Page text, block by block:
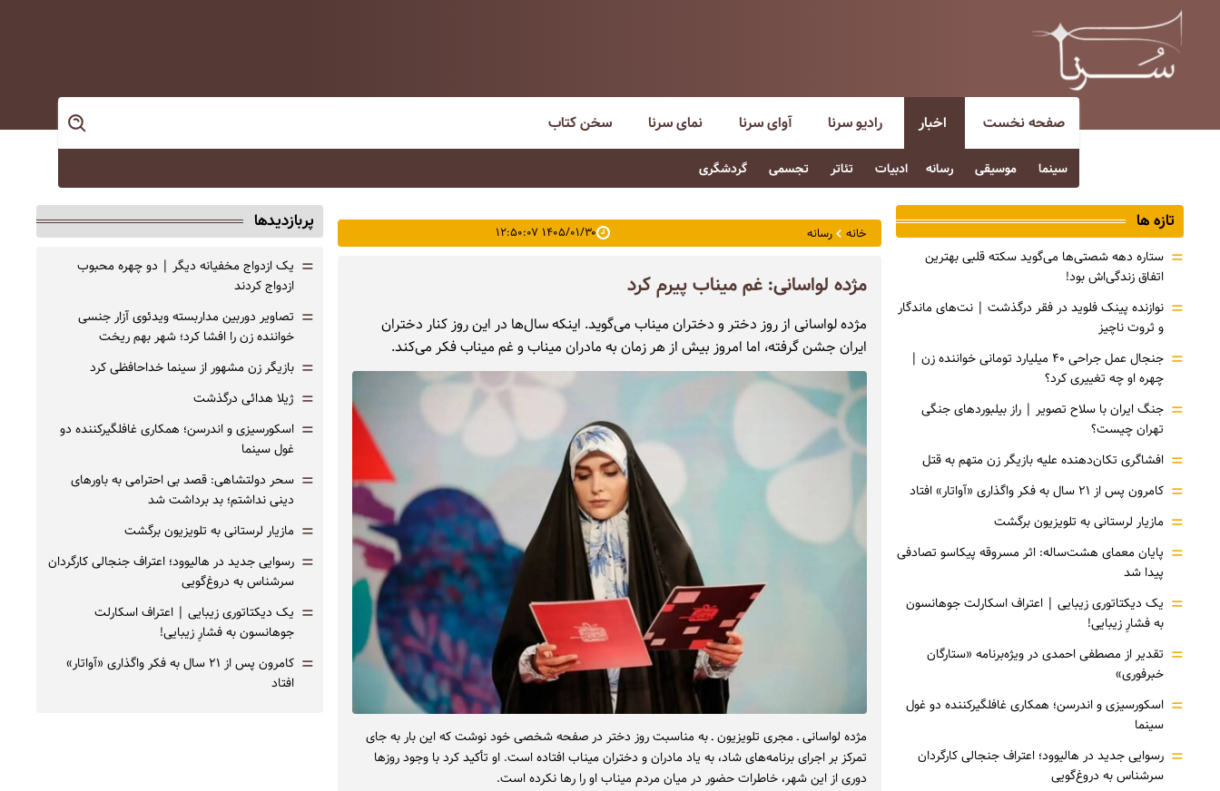
صفحه نخست اخبار
سینما موسیقی رسانه ادبیات تئاتر تجسمی گردشگری
رادیو سرنا آوای سرنا نمای سرنا سخن کتاب
خانه رسانه ۱۴۰۵/۰۱/۳۰ ۱۲:۵۰:۰۷
مژده لواسانی: غم میناب پیرم کرد
مژده لواسانی از روز دختر و دختران میناب می‌گوید. اینکه سال‌ها در این روز کنار دختران
ایران جشن گرفته، اما امروز بیش از هر زمان به مادران میناب و غم میناب فکر می‌کند.
مژده لواسانی ـ مجری تلویزیون ـ به مناسبت روز دختر در صفحه شخصی خود نوشت که این بار به جای
تمرکز بر اجرای برنامه‌های شاد، به یاد مادران و دختران میناب افتاده است. او تأکید کرد با وجود روزها
دوری از این شهر، خاطرات حضور در میان مردم میناب او را رها نکرده است.
تازه ها
= ستاره دهه شصتی‌ها می‌گوید سکته قلبی بهترین
اتفاق زندگی‌اش بود!
= نوازنده پینک فلوید در فقر درگذشت | نت‌های ماندگار
و ثروت ناچیز
=
جنجال عمل جراحی ۴۰ میلیارد تومانی خواننده زن |
چهره او چه تغییری کرد؟
= جنگ ایران با سلاح تصویر | راز بیلبوردهای جنگی
تهران چیست؟
= افشاگری‌ تکان‌دهنده علیه بازیگر زن متهم به قتل
= کامرون پس از ۲۱ سال به فکر واگذاری «آواتار» افتاد
= مازیار لرستانی به تلویزیون برگشت
= پایان معمای هشت‌ساله: اثر مسروقه پیکاسو تصادفی
پیدا شد
= یک دیکتاتوری زیبایی | اعتراف اسکارلت جوهانسون
به فشارِ زیبایی!
= تقدیر از مصطفی احمدی در ویژه‌برنامه «ستارگان
خبرفوری»
= اسکورسیزی و اندرسن؛ همکاری غافلگیرکننده دو غول
سینما
= رسوایی جدید در هالیوود؛ اعتراف جنجالی کارگردان
سرشناس به دروغ‌گویی
پربازدیدها
= یک ازدواج مخفیانه دیگر | دو چهره محبوب
ازدواج کردند
= تصاویر دوربین مداربسته ویدئوی آزار جنسی
خواننده زن را افشا کرد؛ شهر بهم ریخت
= بازیگر زن مشهور از سینما خداحافظی کرد
= ژیلا هدائی درگذشت
= اسکورسیزی و اندرسن؛ همکاری غافلگیرکننده دو
غول سینما
= سحر دولتشاهی: قصد بی احترامی به باورهای
دینی نداشتم؛ بد برداشت شد
= مازیار لرستانی به تلویزیون برگشت
= رسوایی جدید در هالیوود؛ اعتراف جنجالی کارگردان
سرشناس به دروغ‌گویی
= یک دیکتاتوری زیبایی | اعتراف اسکارلت
جوهانسون به فشارِ زیبایی!
=
کامرون پس از ۲۱ سال به فکر واگذاری «آواتار»
افتاد